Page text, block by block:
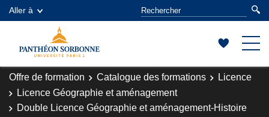
Aller à
Offre de formation Catalogue des formations
Licence
Licence Géographie et aménagement
Double Licence Géographie et aménagement-Histoire